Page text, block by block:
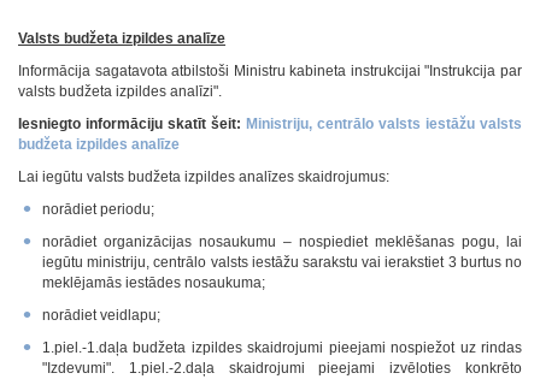
Valsts budžeta izpildes analīze
Informācija sagatavota atbilstoši Ministru kabineta instrukcijai "Instrukcija par
valsts budžeta izpildes analīzi".
Iesniegto informāciju skatīt šeit: Ministriju, centrālo valsts iestāžu valsts
budžeta izpildes analīze
Lai iegūtu valsts budžeta izpildes analīzes skaidrojumus:
norādiet periodu;
norādiet organizācijas nosaukumu – nospiediet meklēšanas pogu, lai
iegūtu ministriju, centrālo valsts iestāžu sarakstu vai ierakstiet 3 burtus no
meklējamās iestādes nosaukuma;
norādiet veidlapu;
1.piel.-1.daļa budžeta izpildes skaidrojumi pieejami nospiežot uz rindas
"Izdevumi". 1.piel.-2.daļa skaidrojumi pieejami izvēloties konkrēto